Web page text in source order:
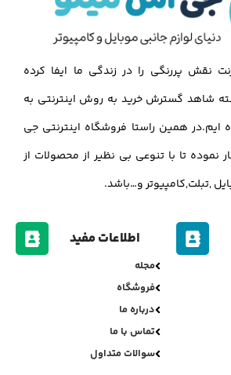
نقش پررنگی را در زندگی ما ایفا کرده
شاهد گسترش خرید به روش اینترنتی به
همین راستا فروشگاه اینترنتی جی
نموده تا با تنوعی بی نظیر از محصولات از
,تبلت,کامپیوتر و…باشد.
اطلاعات مفید
مجله
فروشگاه
درباره ما
تماس با ما
سوالات متداول